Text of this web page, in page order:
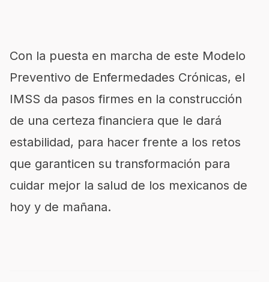
Con la puesta en marcha de este Modelo
Preventivo de Enfermedades Crónicas, el
IMSS da pasos firmes en la construcción
de una certeza financiera que le dará
estabilidad, para hacer frente a los retos
que garanticen su transformación para
cuidar mejor la salud de los mexicanos de
hoy y de mañana.